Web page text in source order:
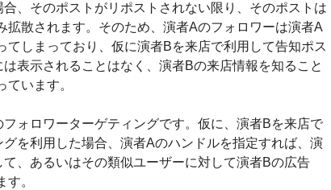
、そのポストがリポストされない限り、そのポストは
拡散されます。そのため、演者Aのフォロワーは演者A
しまっており、仮に演者Bを来店で利用して告知ポス
表示されることはなく、演者Bの来店情報を知ること
います。
ォロワーターゲティングです。仮に、演者Bを来店で
を利用した場合、演者Aのハンドルを指定すれば、演
、あるいはその類似ユーザーに対して演者Bの広告
。